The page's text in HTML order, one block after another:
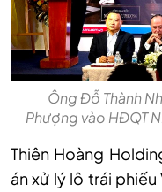
Ông Đỗ Thành
Phượng vào HĐQT
Thiên Hoàng
án xử lý lô trái